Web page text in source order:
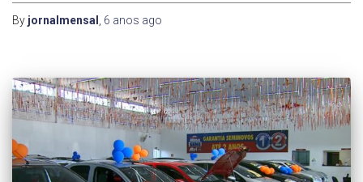
By jornalmensal 6 anos ago